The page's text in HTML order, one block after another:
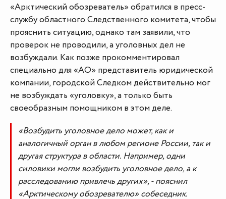
«Арктический обозреватель» обратился в пресс-
службу областного Следственного комитета, чтобы
прояснить ситуацию, однако там заявили, что
проверок не проводили, а уголовных дел не
возбуждали. Как позже прокомментировал
специально для «АО» представитель юридической
компании, городской Следком действительно мог
не возбуждать «уголовку», а только быть
своеобразным помощником в этом деле.
«Возбудить уголовное дело может, как и
аналогичный орган в любом регионе России, так и
другая структура в области. Например, одни
силовики могли возбудить уголовное дело, а к
расследованию привлечь других», - пояснил
«Арктическому обозревателю» собеседник.